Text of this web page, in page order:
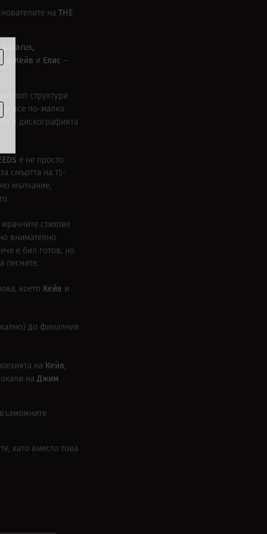
на THE
Lazarus,
Кейв и Елис –
поп структури
и все по-малко
в дискографията
е не просто
смъртта на 15-
мълчание,
мрачните стихове
внимателно
е бил готов, но
песните.
което Кейв и
до финалния
на Кейв,
на Джим
като вместо това